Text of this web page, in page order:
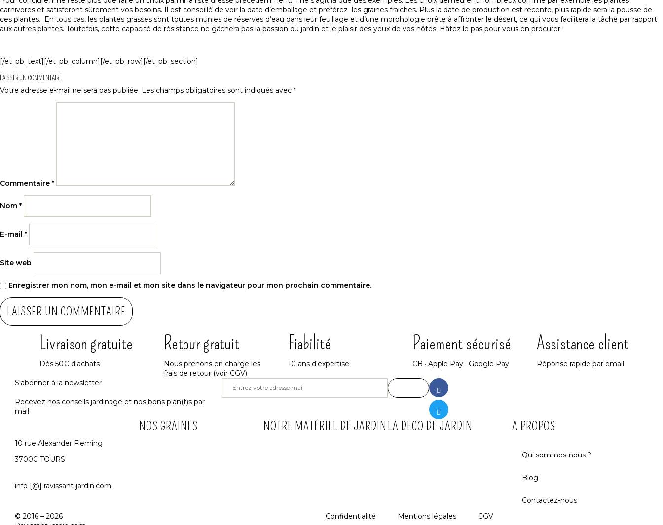
carnivores et satisferont sûrement vos besoins. Il est conseillé de voir la date d’emballage et préférez les graines fraiches. Plus la date de production est récente, plus rapide sera la pousse de
ces plantes. En tous cas, les plantes grasses sont toutes munies de réserves d’eau dans leur feuillage et d’une morphologie prête à affronter le désert, ce qui vous facilitera la tâche par rapport
aux autres plantes. Toutefois, cette capacité de résistance ne gâchera pas la passion du jardin et le plaisir des yeux de vos hôtes. Hâtez le pas pour vous en procurer !
[/et_pb_text][/et_pb_column][/et_pb_row][/et_pb_section]
LAISSER UN COMMENTAIRE
Votre adresse e-mail ne sera pas publiée. Les champs obligatoires sont indiqués avec *
Commentaire *
Nom *
E-mail *
Site web
Enregistrer mon nom, mon e-mail et mon site dans le navigateur pour mon prochain commentaire.
Livraison gratuite
Dès 50€ d'achats
Retour gratuit
Nous prenons en charge les
frais de retour (voir CGV).
Fiabilité
10 ans d'expertise
Paiement sécurisé
CB · Apple Pay · Google Pay
Assistance client
Réponse rapide par email
S'abonner à la newsletter
Recevez nos conseils jardinage et nos bons plan(t)s par
mail.
10 rue Alexander Fleming
37000 TOURS
info [@] ravissant-jardin.com
NOS GRAINES NOTRE MATÉRIEL DE JARDIN LA DÉCO DE JARDIN A PROPOS
Qui sommes-nous ?
Blog
Contactez-nous
© 2016 – 2026
Confidentialité Mentions légales CGV